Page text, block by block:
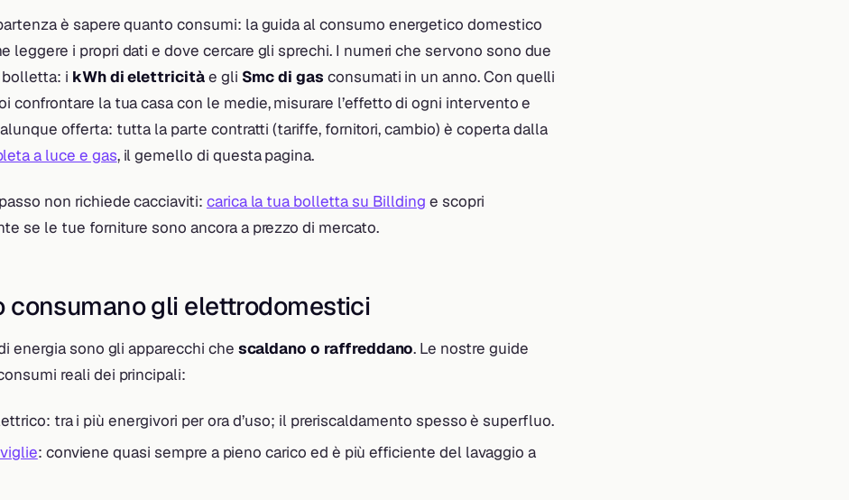
è sapere quanto consumi: la guida al consumo energetico domestico
leggere i propri dati e dove cercare gli sprechi. I numeri che servono sono due
i kWh di elettricitàe gli Smc di gas consumati in un anno. Con quelli
confrontare la tua casa con le medie, misurare l’effetto di ogni intervento e
offerta: tutta la parte contratti (tariffe, fornitori, cambio) è coperta dalla
a luce e gas, il gemello di questa pagina.
non richiede cacciaviti: carica la tua bolletta su Billding e scopri
se le tue forniture sono ancora a prezzo di mercato.
consumano gli elettrodomestici
energia sono gli apparecchi che scaldano o raffreddano. Le nostre guide
reali dei principali:
tra i più energivori per ora d’uso; il preriscaldamento spesso è superfluo.
: conviene quasi sempre a pieno carico ed è più efficiente del lavaggio a